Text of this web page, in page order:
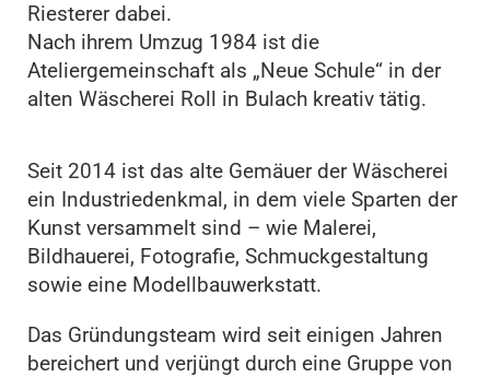
Riesterer dabei.
Nach ihrem Umzug 1984 ist die
Ateliergemeinschaft als „Neue Schule“ in der
alten Wäscherei Roll in Bulach kreativ tätig.
Seit 2014 ist das alte Gemäuer der Wäscherei
ein Industriedenkmal, in dem viele Sparten der
Kunst versammelt sind – wie Malerei,
Bildhauerei, Fotografie, Schmuckgestaltung
sowie eine Modellbauwerkstatt.
Das Gründungsteam wird seit einigen Jahren
bereichert und verjüngt durch eine Gruppe von